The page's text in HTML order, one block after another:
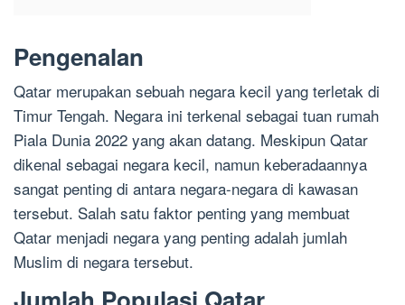
Pengenalan
Qatar merupakan sebuah negara kecil yang terletak di
Timur Tengah. Negara ini terkenal sebagai tuan rumah
Piala Dunia 2022 yang akan datang. Meskipun Qatar
dikenal sebagai negara kecil, namun keberadaannya
sangat penting di antara negara-negara di kawasan
tersebut. Salah satu faktor penting yang membuat
Qatar menjadi negara yang penting adalah jumlah
Muslim di negara tersebut.